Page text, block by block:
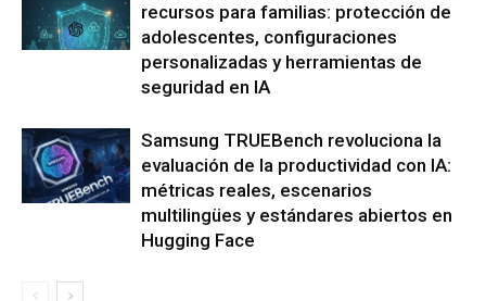
recursos para familias: protección de
adolescentes, configuraciones
personalizadas y herramientas de
seguridad en IA
Samsung TRUEBench revoluciona la
evaluación de la productividad con IA:
métricas reales, escenarios
multilingües y estándares abiertos en
Hugging Face